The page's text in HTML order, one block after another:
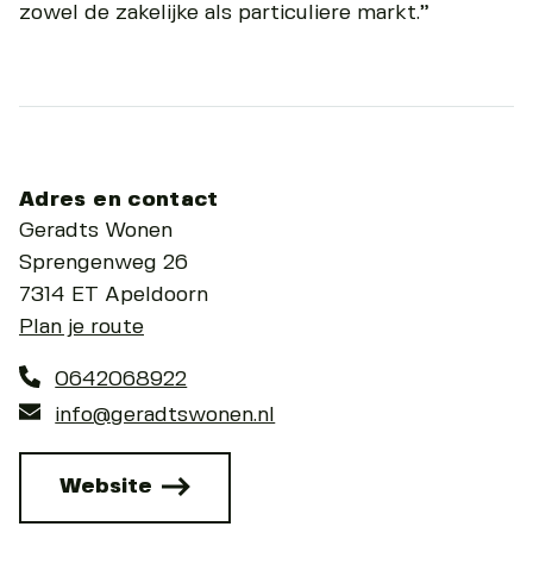
zowel de zakelijke als particuliere markt.”
Adres en contact
Geradts Wonen
Sprengenweg 26
7314 ET Apeldoorn
Plan je route
0642068922
info@geradtswonen.nl
Website